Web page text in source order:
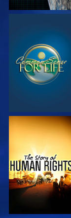
СМОТРЕТЬ
СМОТРЕТЬ